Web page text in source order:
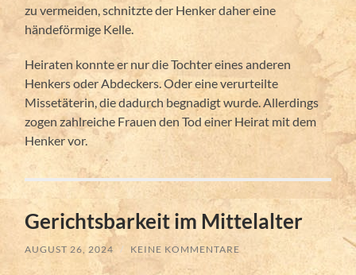
zu vermeiden, schnitzte der Henker daher eine
händeförmige Kelle.
Heiraten konnte er nur die Tochter eines anderen
Henkers oder Abdeckers. Oder eine verurteilte
Missetäterin, die dadurch begnadigt wurde. Allerdings
zogen zahlreiche Frauen den Tod einer Heirat mit dem
Henker vor.
Gerichtsbarkeit im Mittelalter
AUGUST 26, 2024 / KEINE KOMMENTARE